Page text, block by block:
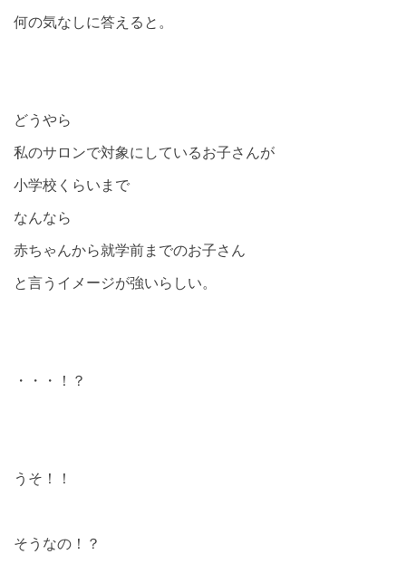
何の気なしに答えると。
どうやら
私のサロンで対象にしているお子さんが
小学校くらいまで
なんなら
赤ちゃんから就学前までのお子さん
と言うイメージが強いらしい。
・・・！？
うそ！！
そうなの！？